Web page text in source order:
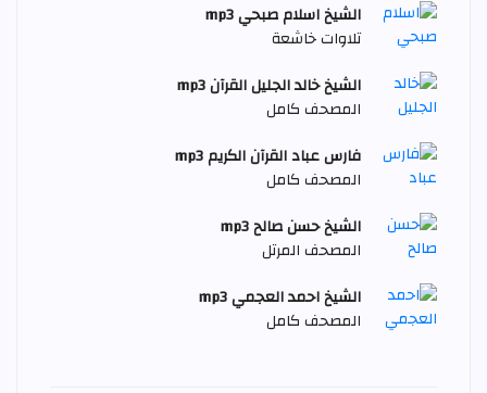
الشيخ اسلام صبحي mp3
تلاوات خاشعة
الشيخ خالد الجليل القرآن mp3
المصحف كامل
فارس عباد القرآن الكريم mp3
المصحف كامل
الشيخ حسن صالح mp3
المصحف المرتل
الشيخ احمد العجمي mp3
المصحف كامل